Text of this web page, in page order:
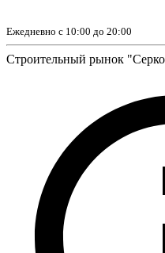
Ежедневно с 10:00 до 20:00
Строительный рынок